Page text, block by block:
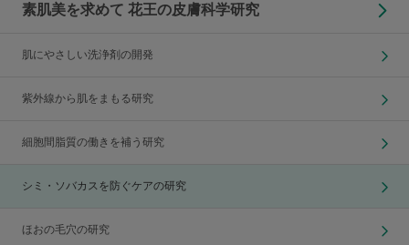
素肌美を求めて 花王の皮膚科学研究
肌にやさしい洗浄剤の開発
紫外線から肌をまもる研究
細胞間脂質の働きを補う研究
シミ・ソバカスを防ぐケアの研究
ほおの毛穴の研究